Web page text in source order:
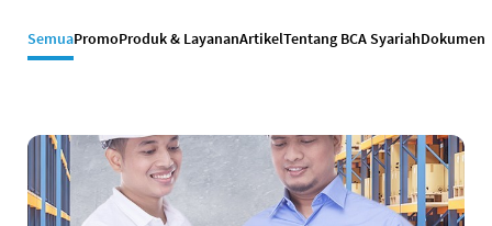
SemuaPromoProduk & LayananArtikelTentang BCA SyariahDokumen